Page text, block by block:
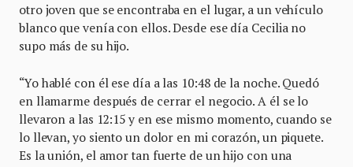
otro joven que se encontraba en el lugar, a un vehículo
blanco que venía con ellos. Desde ese día Cecilia no
supo más de su hijo.
“Yo hablé con él ese día a las 10:48 de la noche. Quedó
en llamarme después de cerrar el negocio. A él se lo
llevaron a las 12:15 y en ese mismo momento, cuando se
lo llevan, yo siento un dolor en mi corazón, un piquete.
Es la unión, el amor tan fuerte de un hijo con una